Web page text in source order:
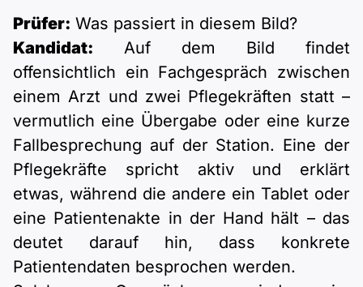
Prüfer: Was passiert in diesem Bild?
Kandidat: Auf dem Bild findet
offensichtlich ein Fachgespräch zwischen
einem Arzt und zwei Pflegekräften statt –
vermutlich eine Übergabe oder eine kurze
Fallbesprechung auf der Station. Eine der
Pflegekräfte spricht aktiv und erklärt
etwas, während die andere ein Tablet oder
eine Patientenakte in der Hand hält – das
deutet darauf hin, dass konkrete
Patientendaten besprochen werden.